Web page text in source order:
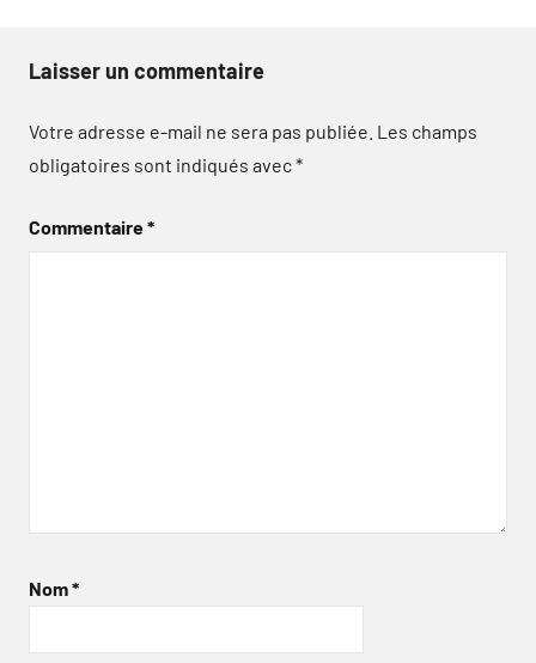
Laisser un commentaire
Votre adresse e-mail ne sera pas publiée. Les champs
obligatoires sont indiqués avec*
Commentaire*
Nom*